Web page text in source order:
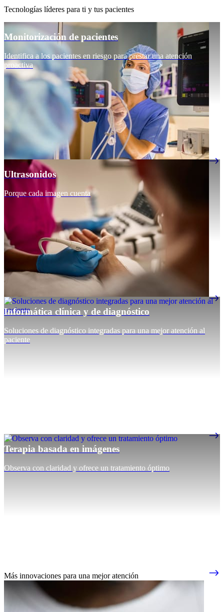
Tecnologías líderes para ti y tus pacientes
Monitorización de pacientes
Identifica a los pacientes en riesgo para prestar una atención
proactiva
Ultrasonidos
Porque cada imagen cuenta
Informática clínica y de diagnóstico
Soluciones de diagnóstico integradas para una mejor atención al
paciente
Terapia basada en imágenes
Observa con claridad y ofrece un tratamiento óptimo
Más innovaciones para una mejor atención